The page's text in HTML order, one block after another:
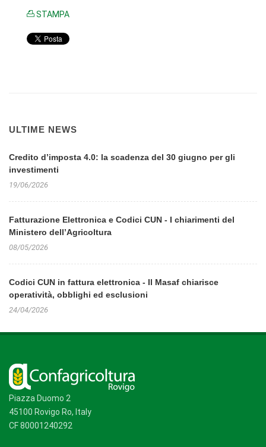
STAMPA
ULTIME NEWS
Credito d’imposta 4.0: la scadenza del 30 giugno per gli
investimenti
19/06/2026
Fatturazione Elettronica e Codici CUN - I chiarimenti del
Ministero dell’Agricoltura
08/05/2026
Codici CUN in fattura elettronica - Il Masaf chiarisce
operatività, obblighi ed esclusioni
24/04/2026
Piazza Duomo 2
45100 Rovigo Ro, Italy
CF 80001240292